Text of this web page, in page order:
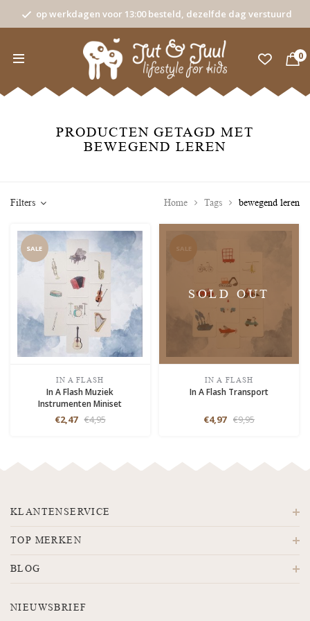
op werkdagen voor 13:00 besteld, dezelfde dag verstuurd
0
PRODUCTEN GETAGD MET
BEWEGEND LEREN
Filters Home Tags bewegend leren
SALE
IN A FLASH
In A Flash Muziek
Instrumenten Miniset
€2,47 €4,95
SALE
SOLD OUT
IN A FLASH
In A Flash Transport
€4,97 €9,95
KLANTENSERVICE
TOP MERKEN
BLOG
NIEUWSBRIEF